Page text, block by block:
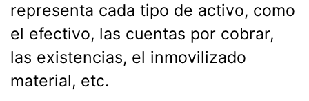
representa cada tipo de activo, como
el efectivo, las cuentas por cobrar,
las existencias, el inmovilizado
material, etc.